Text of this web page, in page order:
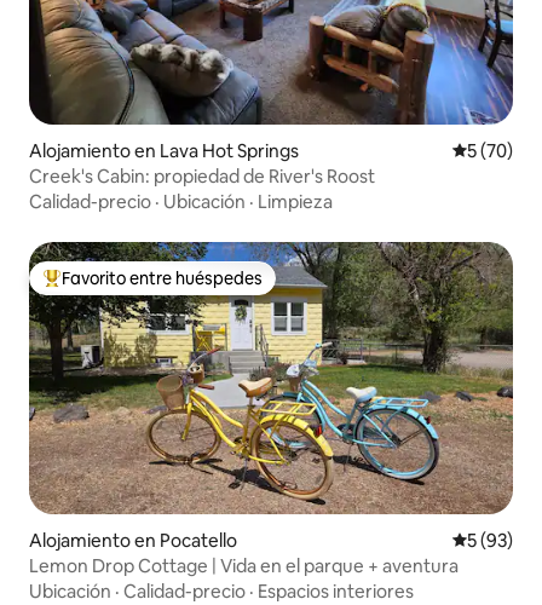
Alojamiento en Lava Hot Springs
5 (70)
Creek's Cabin: propiedad de River's Roost
Calidad-precio · Ubicación · Limpieza
Favorito entre huéspedes preferido
Favorito entre huéspedes
Alojamiento en Pocatello
5 (93)
Lemon Drop Cottage | Vida en el parque + aventura
Ubicación · Calidad-precio · Espacios interiores